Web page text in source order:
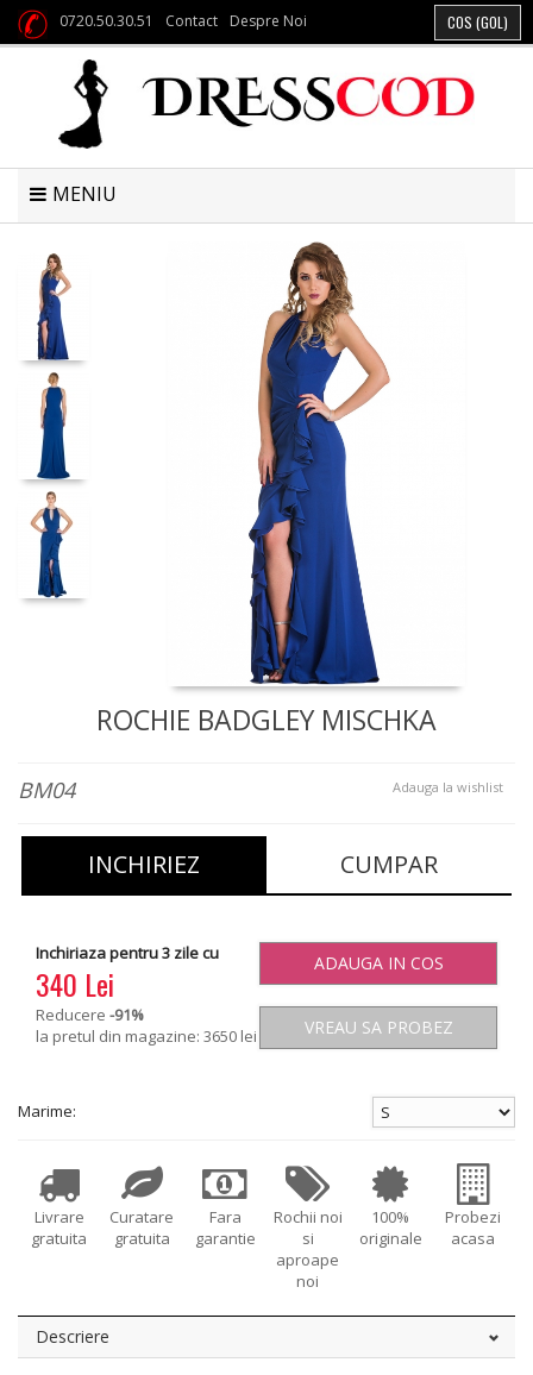
0720.50.30.51 Contact Despre Noi COS (GOL)
MENIU
ROCHIE BADGLEY MISCHKA
Adauga la wishlist
BM04
INCHIRIEZ CUMPAR
Inchiriaza pentru 3 zile cu
340 Lei
Reducere -91%
la pretul din magazine: 3650 lei
ADAUGA IN COS
VREAU SA PROBEZ
Marime:
Livrare
gratuita
Curatare
gratuita
Fara
garantie
Rochii noi
si
aproape
noi
100%
originale
Probezi
acasa
Descriere